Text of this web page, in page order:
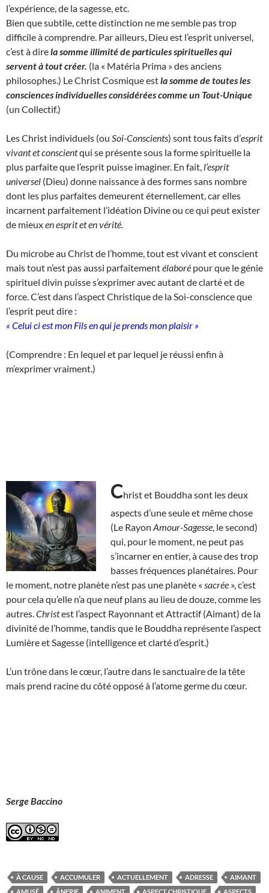
l’expérience, de la sagesse, etc.
Bien que subtile, cette distinction ne me semble pas trop
difficile à comprendre. Par ailleurs, Dieu est l’esprit universel,
c’est à direla somme illimité de particules spirituelles qui
servent à tout créer. (la « Matéria Prima » des anciens
philosophes.) Le Christ Cosmique estla somme de toutes les
consciences individuelles considérées comme un Tout-Unique
(un Collectif.)
Les Christ individuels (ou Soi-Conscients) sont tous faits d’esprit
vivant et conscientqui se présente sous la forme spirituelle la
plus parfaite que l’esprit puisse imaginer. En fait, l’esprit
universel (Dieu) donne naissance à des formes sans nombre
dont les plus parfaites demeurent éternellement, car elles
incarnent parfaitement l’idéation Divine ou ce qui peut exister
de mieuxen esprit et en vérité.
Du microbe au Christ de l’homme, tout est vivant et conscient
mais tout n’est pas aussi parfaitementélaboré pour que le génie
spirituel divin puisse s’exprimer avec autant de clarté et de
force. C’est dans l’aspect Christique de la Soi-conscience que
l’esprit peut dire :
« Celui ci est mon Fils en qui je prends mon plaisir »
(Comprendre : En lequel et par lequel je réussi enfin à
m’exprimer vraiment.)
Christ et Bouddha sont les deux
aspects d’une seule et même chose
(Le Rayon Amour-Sagesse , le second)
qui, pour le moment, ne peut pas
s’incarner en entier, à cause des trop
basses fréquences planétaires. Pour
le moment, notre planète n’est pas une planète « sacrée », c’est
pour cela qu’elle n’a que neuf plans au lieu de douze, comme les
autres. Christest l’aspect Rayonnant et Attractif (Aimant) de la
divinité de l’homme, tandis que le Bouddha représente l’aspect
Lumière et Sagesse (intelligence et clarté d’esprit.)
L’un trône dans le cœur, l’autre dans le sanctuaire de la tête
mais prend racine du côté opposé à l’atome germe du cœur.
Serge Baccino
À CAUSE ACCUMULER ACTUELLEMENT ADRESSE
AIMANT
AMUSÉ
ÂNERIE ANIMENT ASPECT CHRISTIQUE ASPECTS